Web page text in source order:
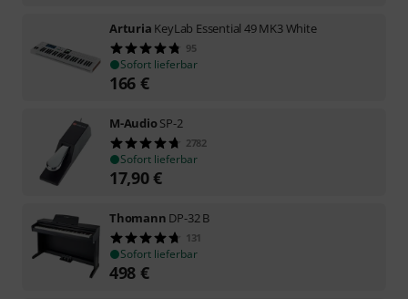
Arturia KeyLab Essential 49 MK3 White
95
Sofort lieferbar
166 €
M-AudioSP-2
2782
Sofort lieferbar
17,90€
Thomann DP-32 B
131
Sofort lieferbar
498 €